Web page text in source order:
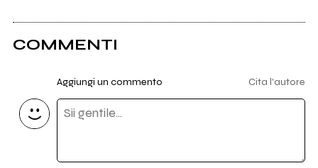
COMMENTI
Aggiungi un commento Cita l'autore